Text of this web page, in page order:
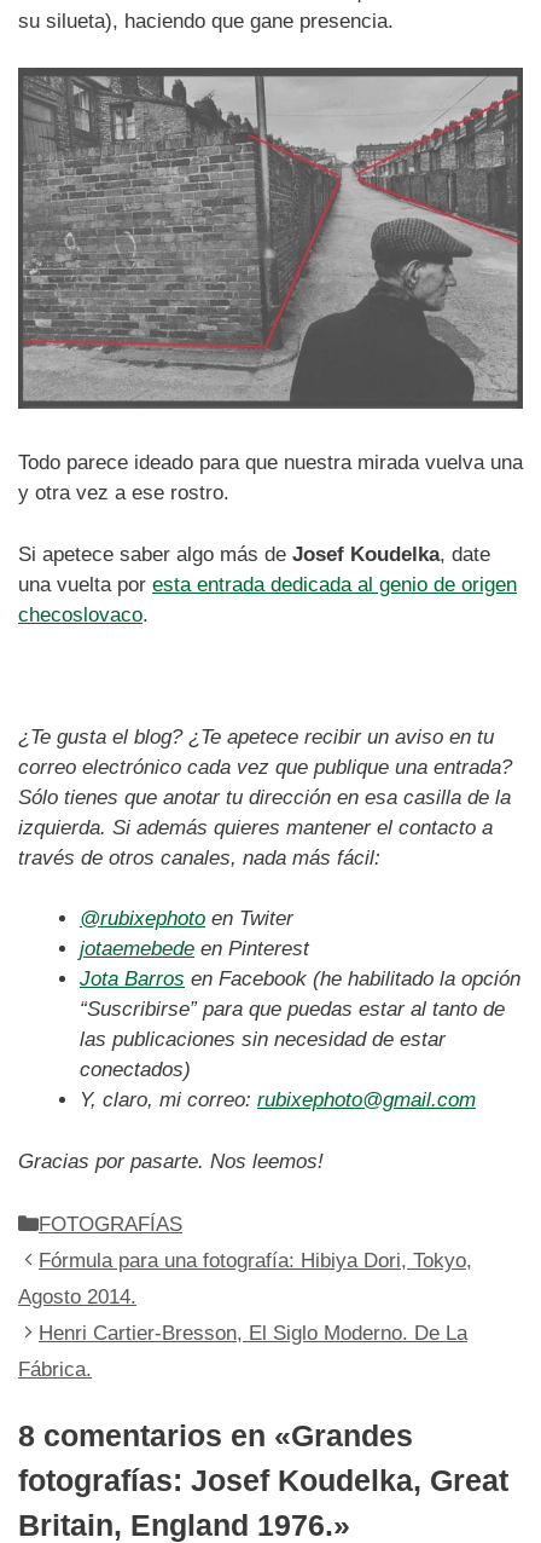
su silueta), haciendo que gane presencia.
Todo parece ideado para que nuestra mirada vuelva una
y otra vez a ese rostro.
Si apetece saber algo más de Josef Koudelka, date
una vuelta por esta entrada dedicada al genio de origen
checoslovaco.
¿Te gusta el blog? ¿Te apetece recibir un aviso en tu
correo electrónico cada vez que publique una entrada?
Sólo tienes que anotar tu dirección en esa casilla de la
izquierda. Si además quieres mantener el contacto a
través de otros canales, nada más fácil:
@rubixephoto en Twiter
jotaemebede en Pinterest
Jota Barros en Facebook (he habilitado la opción
“Suscribirse” para que puedas estar al tanto de
las publicaciones sin necesidad de estar
conectados)
Y, claro, mi correo: rubixephoto@gmail.com
Gracias por pasarte. Nos leemos!
Categorías
FOTOGRAFÍAS
Fórmula para una fotografía: Hibiya Dori, Tokyo,
Agosto 2014.
Henri Cartier-Bresson, El Siglo Moderno. De La
Fábrica.
8 comentarios en «Grandes
fotografías: Josef Koudelka, Great
Britain, England 1976.»